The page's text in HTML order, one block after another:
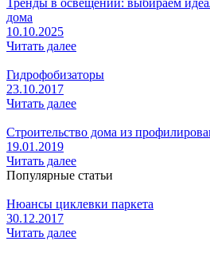
дома
10.10.2025
Читать далее
Гидрофобизаторы
23.10.2017
Читать далее
Строительство дома из
19.01.2019
Читать далее
Популярные статьи
Нюансы циклевки паркета
30.12.2017
Читать далее